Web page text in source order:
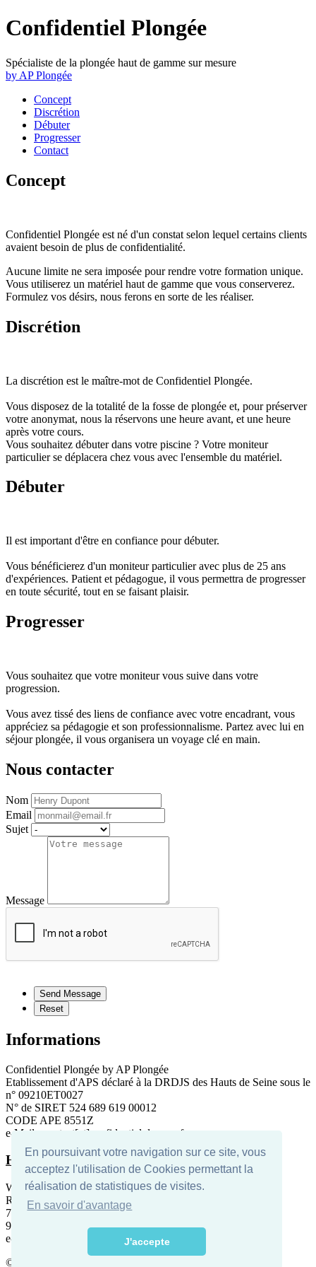
En poursuivant votre navigation sur ce site, vous
acceptez l'utilisation de Cookies permettant la
réalisation de statistiques de visites.
En savoir d'avantage
J'accepte
Confidentiel Plongée
Spécialiste de la plongée haut de gamme sur mesure
by AP Plongée
Concept
Discrétion
Débuter
Progresser
Contact
Concept
Confidentiel Plongée est né d'un constat selon lequel certains clients
avaient besoin de plus de confidentialité.
Aucune limite ne sera imposée pour rendre votre formation unique.
Vous utiliserez un matériel haut de gamme que vous conserverez.
Formulez vos désirs, nous ferons en sorte de les réaliser.
Discrétion
La discrétion est le maître-mot de Confidentiel Plongée.
Vous disposez de la totalité de la fosse de plongée et, pour préserver
votre anonymat, nous la réservons une heure avant, et une heure
après votre cours.
Vous souhaitez débuter dans votre piscine ? Votre moniteur
particulier se déplacera chez vous avec l'ensemble du matériel.
Débuter
Il est important d'être en confiance pour débuter.
Vous bénéficierez d'un moniteur particulier avec plus de 25 ans
d'expériences. Patient et pédagogue, il vous permettra de progresser
en toute sécurité, tout en se faisant plaisir.
Progresser
Vous souhaitez que votre moniteur vous suive dans votre
progression.
Vous avez tissé des liens de confiance avec votre encadrant, vous
appréciez sa pédagogie et son professionnalisme. Partez avec lui en
séjour plongée, il vous organisera un voyage clé en main.
Nous contacter
Nom
Email
Sujet
Message
Informations
Confidentiel Plongée by AP Plongée
Etablissement d'APS déclaré à la DRDJS des Hauts de Seine sous le
n° 09210ET0027
N° de SIRET 524 689 619 00012
CODE APE 8551Z
e-Mail : contact[at]confidentielplongee.fr
Hébergeur Internet
WIROO
RCD Consulting
7 Allée Jacques Bainville
94300 VINCENNES
e-Mail : support[at]wiroo.com
©